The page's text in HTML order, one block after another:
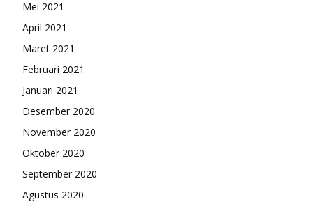
Mei 2021
April 2021
Maret 2021
Februari 2021
Januari 2021
Desember 2020
November 2020
Oktober 2020
September 2020
Agustus 2020